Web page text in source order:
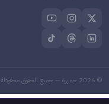
©
2026 جمهرة — جميع الحقوق محفوظة